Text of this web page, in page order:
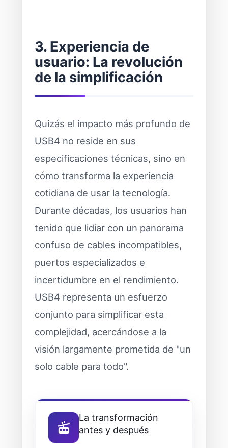
3. Experiencia de
usuario: La revolución
de la simplificación
Quizás el impacto más profundo de
USB4 no reside en sus
especificaciones técnicas, sino en
cómo transforma la experiencia
cotidiana de usar la tecnología.
Durante décadas, los usuarios han
tenido que lidiar con un panorama
confuso de cables incompatibles,
puertos especializados e
incertidumbre en el rendimiento.
USB4 representa un esfuerzo
conjunto para simplificar esta
complejidad, acercándose a la
visión largamente prometida de "un
solo cable para todo".
La transformación
antes y después